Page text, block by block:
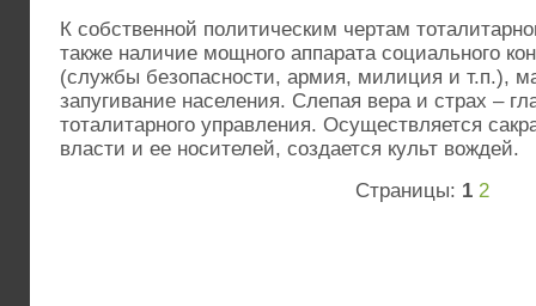
К собственной политическим чертам
также наличие мощного аппарата социального
(службы безопасности, армия, милиция и т.п.),
запугивание населения. Слепая вера и страх –
тоталитарного управления. Осуществляется
власти и ее носителей, создается культ вождей.
Страницы: 1 2